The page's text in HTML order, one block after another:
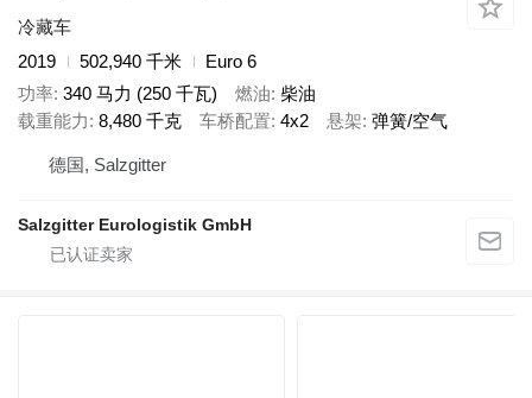
冷藏车
2019
502,940 千米
Euro 6
功率 340 马力 (250 千瓦) 燃油 柴油
载重能力 8,480 千克 车桥配置 4x2 悬架 弹簧/空气
德国, Salzgitter
Salzgitter Eurologistik GmbH